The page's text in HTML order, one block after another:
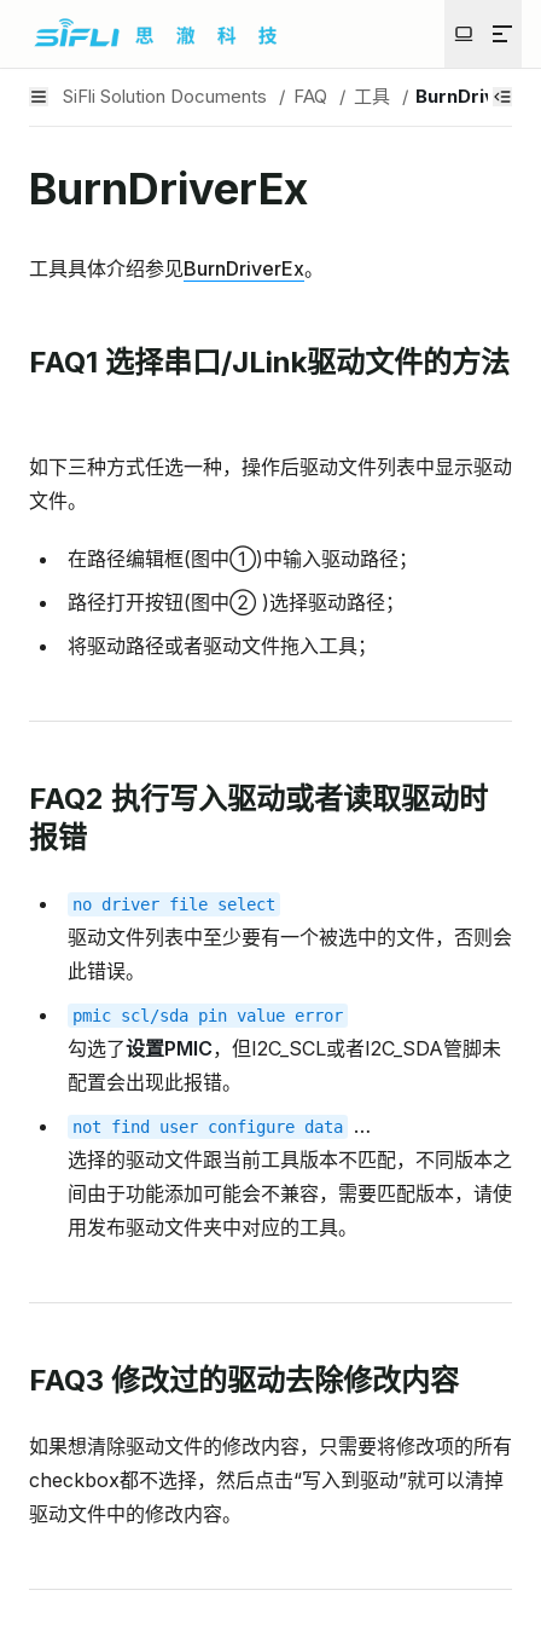
SiFli Solution Documents / FAQ / 工具 / BurnDriverEx
BurnDriverEx
工具具体介绍参见BurnDriverEx。
FAQ1 选择串口/JLink驱动文件的方法
如下三种方式任选一种，操作后驱动文件列表中显示驱动
文件。
在路径编辑框(图中①)中输入驱动路径；
路径打开按钮(图中② )选择驱动路径；
将驱动路径或者驱动文件拖入工具；
FAQ2 执行写入驱动或者读取驱动时
报错
no driver file select
驱动文件列表中至少要有一个被选中的文件，否则会
此错误。
pmic scl/sda pin value error
勾选了设置PMIC，但I2C_SCL或者I2C_SDA管脚未
配置会出现此报错。
not find user configure data
…
选择的驱动文件跟当前工具版本不匹配，不同版本之
间由于功能添加可能会不兼容，需要匹配版本，请使
用发布驱动文件夹中对应的工具。
FAQ3 修改过的驱动去除修改内容
如果想清除驱动文件的修改内容，只需要将修改项的所有
checkbox都不选择，然后点击“写入到驱动”就可以清掉
驱动文件中的修改内容。